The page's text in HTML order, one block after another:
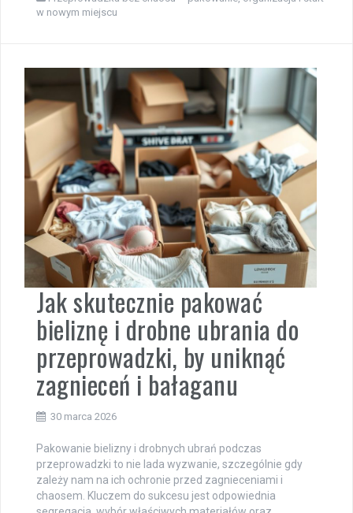
w nowym miejscu
Jak skutecznie pakować
bieliznę i drobne ubrania do
przeprowadzki, by uniknąć
zagnieceń i bałaganu
30 marca 2026
Pakowanie bielizny i drobnych ubrań podczas
przeprowadzki to nie lada wyzwanie, szczególnie gdy
zależy nam na ich ochronie przed zagnieceniami i
chaosem. Kluczem do sukcesu jest odpowiednia